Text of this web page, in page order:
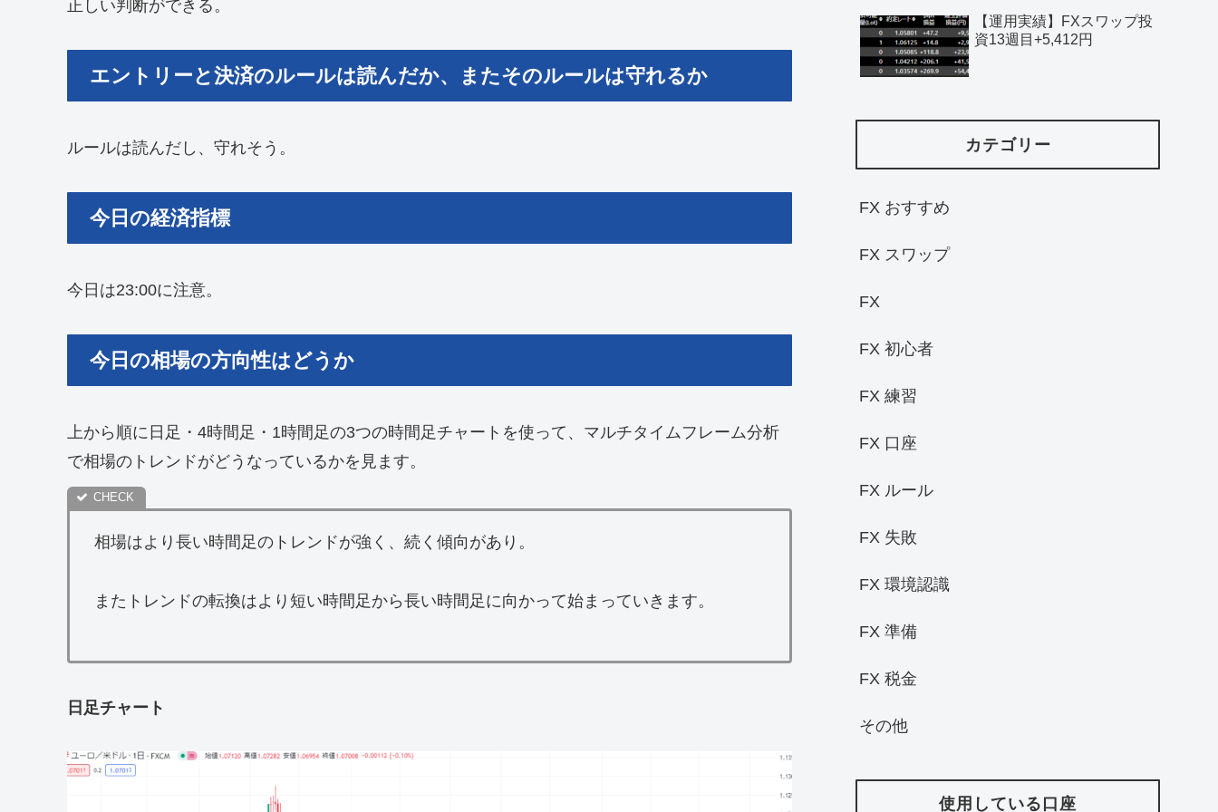
正しい判断ができる。
エントリーと決済のルールは読んだか、またそのルールは守れるか
ルールは読んだし、守れそう。
今日の経済指標
今日は23:00に注意。
今日の相場の方向性はどうか
上から順に日足・4時間足・1時間足の3つの時間足チャートを使って、マルチタイムフレーム分析
で相場のトレンドがどうなっているかを見ます。
相場はより長い時間足のトレンドが強く、続く傾向があり。
またトレンドの転換はより短い時間足から長い時間足に向かって始まっていきます。
日足チャート
【運用実績】FXスワップ投
資13週目+5,412円
カテゴリー
FX おすすめ
FX スワップ
FX
FX 初心者
FX 練習
FX 口座
FX ルール
FX 失敗
FX 環境認識
FX 準備
FX 税金
その他
使用している口座